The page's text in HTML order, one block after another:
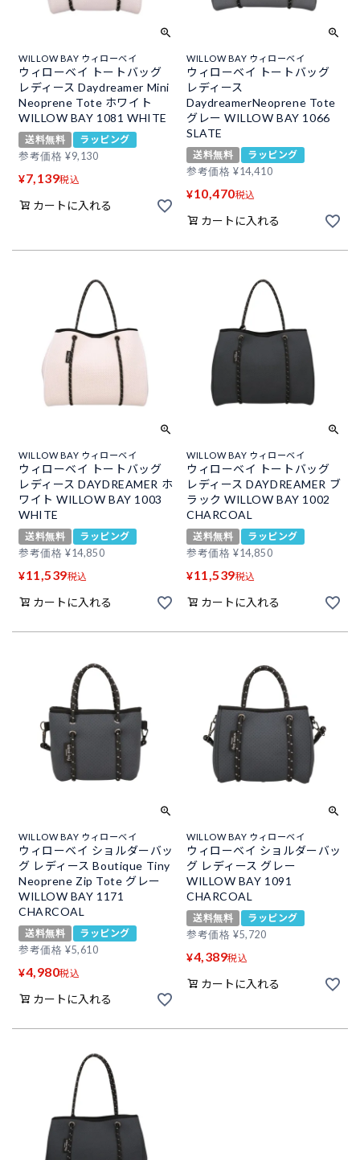
WILLOW BAY ウィローベイ
ウィローベイ トートバッグ
レディース Daydreamer Mini
Neoprene Tote ホワイト
WILLOW BAY 1081 WHITE
送料無料
ラッピング
参考価格 ¥9,130
¥7,139税込
カートに入れる
WILLOW BAY ウィローベイ
ウィローベイ トートバッグ
レディース
DaydreamerNeoprene Tote
グレー WILLOW BAY 1066
SLATE
送料無料
ラッピング
参考価格 ¥14,410
¥10,470税込
カートに入れる
WILLOW BAY ウィローベイ
ウィローベイ トートバッグ
レディース DAYDREAMER ホ
ワイト WILLOW BAY 1003
WHITE
送料無料
ラッピング
参考価格 ¥14,850
¥11,539税込
カートに入れる
WILLOW BAY ウィローベイ
ウィローベイ トートバッグ
レディース DAYDREAMER ブ
ラック WILLOW BAY 1002
CHARCOAL
送料無料
ラッピング
参考価格 ¥14,850
¥11,539税込
カートに入れる
WILLOW BAY ウィローベイ
ウィローベイ ショルダーバッ
グ レディース Boutique Tiny
Neoprene Zip Tote グレー
WILLOW BAY 1171
CHARCOAL
送料無料
ラッピング
参考価格 ¥5,610
¥4,980税込
カートに入れる
WILLOW BAY ウィローベイ
ウィローベイ ショルダーバッ
グ レディース グレー
WILLOW BAY 1091
CHARCOAL
送料無料
ラッピング
参考価格 ¥5,720
¥4,389税込
カートに入れる